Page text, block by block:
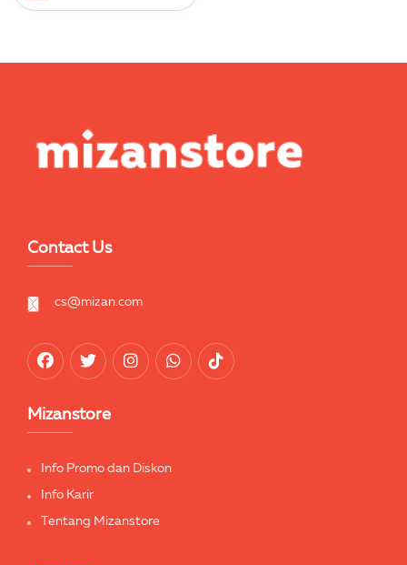
Contact Us
cs@mizan.com
Mizanstore
Info Promo dan Diskon
Info Karir
Tentang Mizanstore